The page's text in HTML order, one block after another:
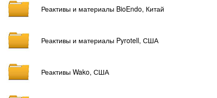
Реактивы и материалы BioEndo, Китай
Реактивы и материалы Pyrotell, США
Реактивы Wako, США